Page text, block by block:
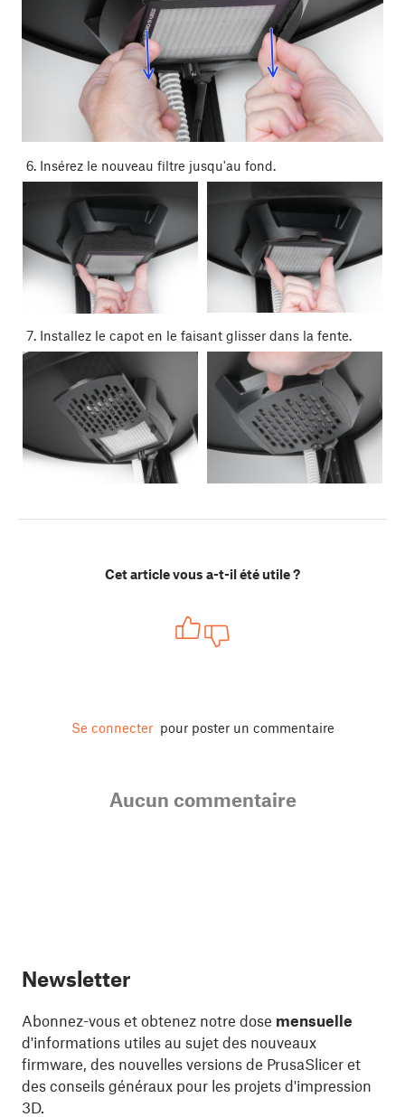
Insérez le nouveau filtre jusqu'au fond.
Installez le capot en le faisant glisser dans la fente.
Cet article vous a-t-il été utile ?
Se connecter pour poster un commentaire
Aucun commentaire
Newsletter
Abonnez-vous et obtenez notre dose mensuelle
d'informations utiles au sujet des nouveaux
firmware, des nouvelles versions de PrusaSlicer et
des conseils généraux pour les projets d'impression
3D.